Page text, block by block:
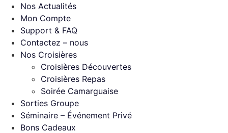
Nos Actualités
Mon Compte
Support & FAQ
Contactez – nous
Nos Croisières
Croisières Découvertes
Croisières Repas
Soirée Camarguaise
Sorties Groupe
Séminaire – Événement Privé
Bons Cadeaux